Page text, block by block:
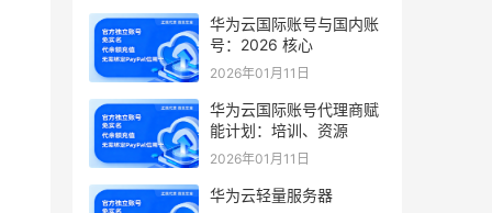
华为云国际账号与国内账
号：2026 核心
2026年01月11日
华为云国际账号代理商赋
能计划：培训、资源
2026年01月11日
华为云轻量服务器